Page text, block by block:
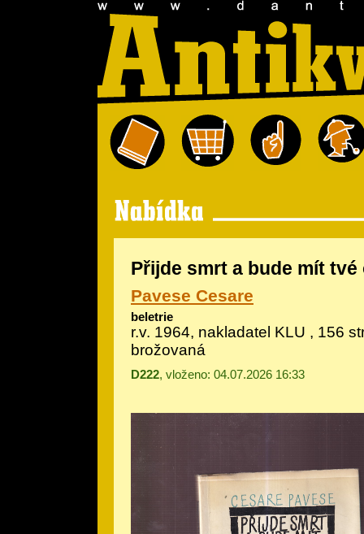
Přijde smrt a bude mít tvé
Pavese Cesare
beletrie
r.v. 1964, nakladatel KLU , 156
brožovaná
D222, vloženo: 04.07.2026 16:33